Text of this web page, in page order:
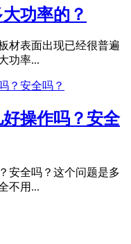
功率的？
材表面出现已经很普遍
功率...
操作吗？安全
安全吗？这个问题是多
不用...